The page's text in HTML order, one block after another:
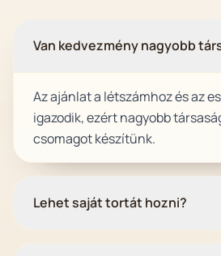
Van kedvezmény nagyobb
Az ajánlat a létszámhoz és az
igazodik, ezért nagyobb
csomagot készítünk.
Lehet saját tortát hozni?